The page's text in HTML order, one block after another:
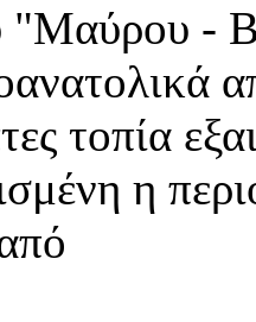
"Μαύρου -
τοπία
η